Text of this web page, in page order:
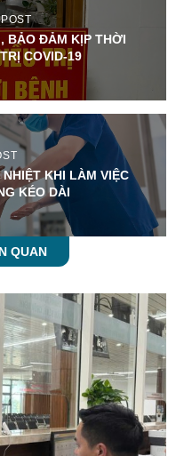
BẢO ĐẢM KỊP THỜI
COVID-19
KHI LÀM VIỆC
KÉO DÀI
QUAN